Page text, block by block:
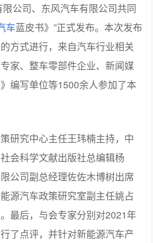
公司、东风汽车有限公司共同
车蓝皮书》”正式发布。本次发布
方式进行，来自汽车行业相关
家、整车零部件企业、新闻媒
编写单位等1500余人参加了本
研究中心主任王玮楠主持，中
会科学文献出版社总编辑杨
公司副总经理佐佐木博树出席
源汽车政策研究室副主任姚占
最后，与会专家分别对2021年
了点评，并针对新能源汽车产